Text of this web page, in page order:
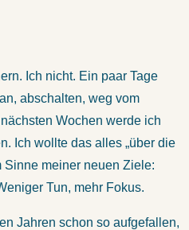
Ich nicht. Ein paar Tage
abschalten, weg vom
Wochen werde ich
Ich wollte das alles „über die
Sinne meiner neuen Ziele:
Tun, mehr Fokus.
Jahren schon so aufgefallen,